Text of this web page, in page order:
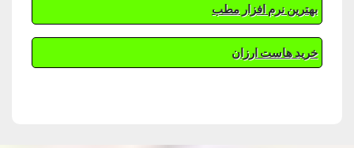
بهترین نرم افزار مطب
خرید هاست ارزان